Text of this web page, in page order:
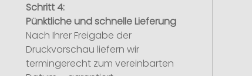
Schritt 4:
Pünktliche und schnelle Lieferung
Nach Ihrer Freigabe der
Druckvorschau liefern wir
termingerecht zum vereinbarten